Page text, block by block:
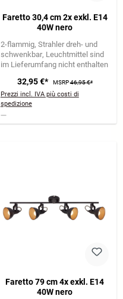
Faretto 30,4 cm 2x exkl. E14
40W nero
2-flammig Strahler dreh- und
schwenkbar Leuchtmittel sind
im Lieferumfang nicht enthalten
32,95 €* MSRP46,95 €*
Prezzi incl. IVA più costi di
spedizione
Faretto 79 cm 4x exkl. E14
40W nero